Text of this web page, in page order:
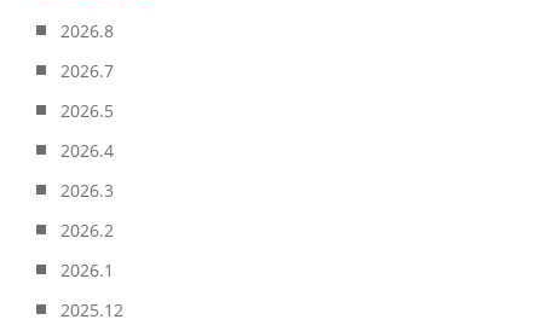
2026.8
2026.7
2026.5
2026.4
2026.3
2026.2
2026.1
2025.12